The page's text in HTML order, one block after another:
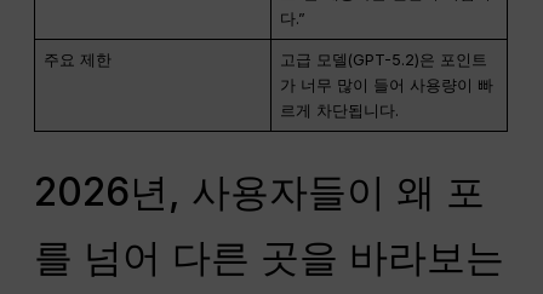
다.”
주요 제한
고급 모델(GPT-5.2)은 포인트
가 너무 많이 들어 사용량이 빠
르게 차단됩니다.
2026년, 사용자들이 왜 포
를 넘어 다른 곳을 바라보는